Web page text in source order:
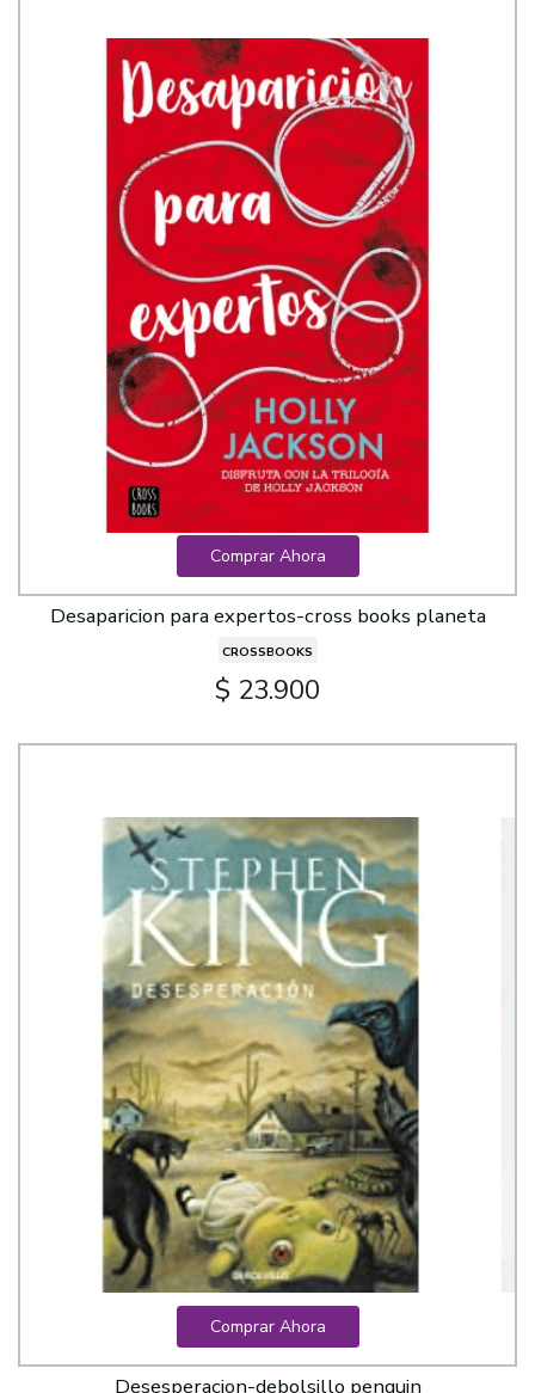
Comprar Ahora
Desaparicion para expertos-cross books planeta
CROSSBOOKS
$ 23.900
Comprar Ahora
Desesperacion-debolsillo penguin